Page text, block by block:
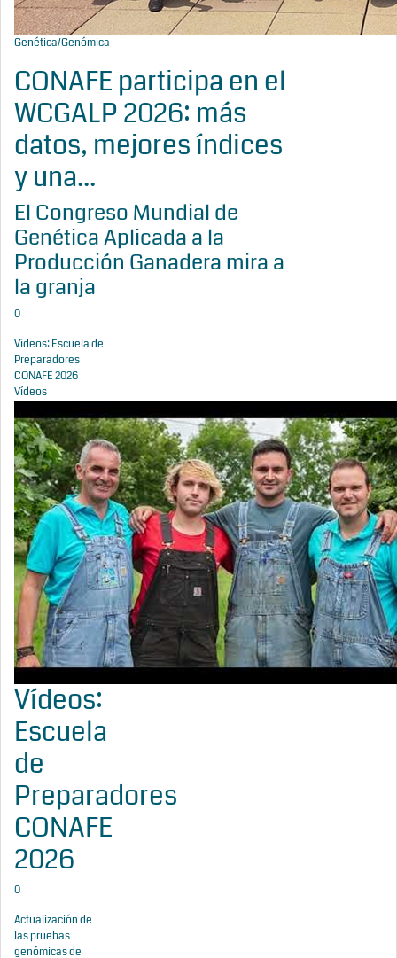
Genética/Genómica
CONAFE participa en el
WCGALP 2026: más
datos, mejores índices
y una...
El Congreso Mundial de
Genética Aplicada a la
Producción Ganadera mira a
la granja
0
Vídeos: Escuela de
Preparadores
CONAFE 2026
Vídeos
Vídeos:
Escuela
de
Preparadores
CONAFE
2026
0
Actualización de
las pruebas
genómicas de